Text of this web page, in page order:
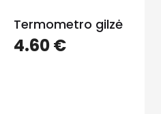
Termometro gilzė
4.60€